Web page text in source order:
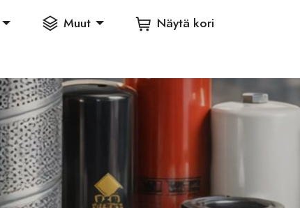
Muut Näytä kori